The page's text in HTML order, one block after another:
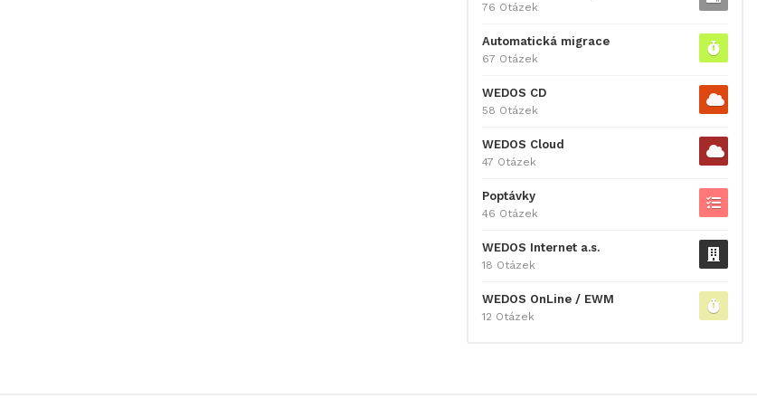
76 Otázek
Automatická migrace
67 Otázek
WEDOS CD
58 Otázek
WEDOS Cloud
47 Otázek
Poptávky
46 Otázek
WEDOS Internet a.s.
18 Otázek
WEDOS OnLine / EWM
12 Otázek